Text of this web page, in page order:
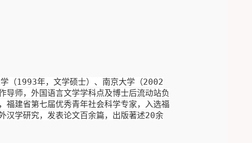
（1993年，文学硕士）、南京大学（2002
导师，外国语言文学学科点及博士后流动站负
福建省第七届优秀青年社会科学专家，入选福
汉学研究，发表论文百余篇，出版著述20余